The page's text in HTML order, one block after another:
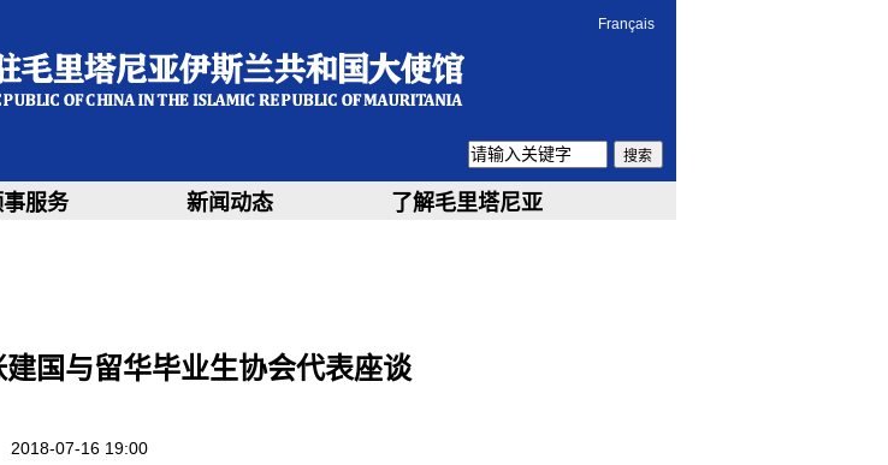
Français
搜索
服务 新闻动态 了解毛里塔尼亚
国与留华毕业生协会代表座谈
2018-07-16 19:00